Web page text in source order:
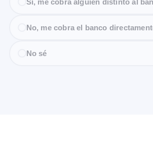
No, me cobra el banco
No sé